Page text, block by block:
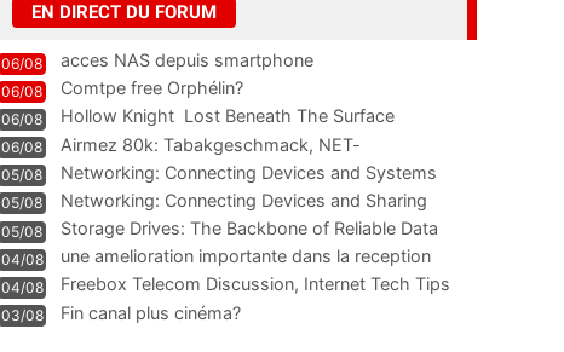
EN DIRECT DU FORUM
06/08 acces NAS depuis smartphone
06/08 Comtpe free Orphélin?
06/08 Hollow Knight  Lost Beneath The Surface
06/08
Airmez 80k: Tabakgeschmack, NET-
Technologie und Leistung im
05/08 Networking: Connecting Devices and Systems
05/08
Networking: Connecting Devices and Sharing
Information
05/08
Storage Drives: The Backbone of Reliable Data
Management
04/08
une amelioration importante dans la reception
WIFI
04/08
Freebox Telecom Discussion, Internet Tech Tips
Communi
03/08 Fin canal plus cinéma?